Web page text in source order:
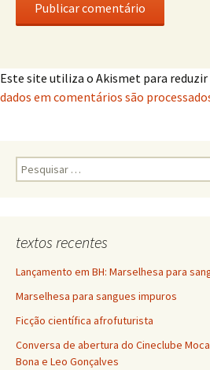
Este site utiliza o Akismet para reduzir
dados em comentários são
Pesquisar
por:
textos recentes
Lançamento em BH: Marselhesa para
Marselhesa para sangues impuros
Ficção científica afrofuturista
Conversa de abertura do Cineclube
Bona e Leo Gonçalves